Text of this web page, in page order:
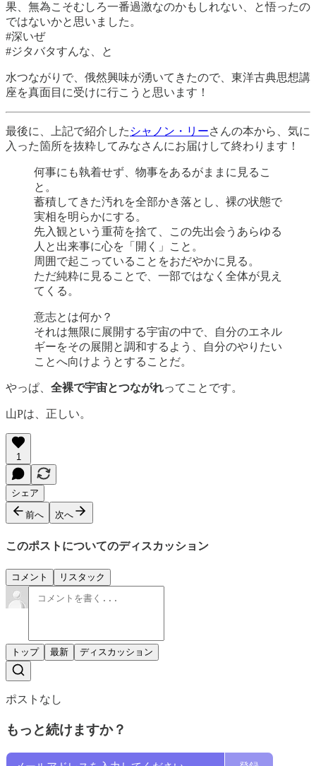
果、無為こそむしろ一番過激なのかもしれない、と悟ったの
ではないかと思いました。
#深いぜ
#ジタバタすんな、と
水つながりで、俄然興味が湧いてきたので、東洋古典思想講
座を真面目に受けに行こうと思います！
最後に、上記で紹介した シャノン・リーさんの本から、気に
入った箇所を抜粋してみなさんにお届けして終わります！
何事にも執着せず、物事をあるがままに見るこ
と。
蓄積してきた汚れを全部かき落とし、裸の状態で
実相を明らかにする。
先入観という重荷を捨て、この先出会うあらゆる
人と出来事に心を「開く」こと。
周囲で起こっていることをおだやかに見る。
ただ純粋に見ることで、一部ではなく全体が見え
てくる。
意志とは何か？
それは無限に展開する宇宙の中で、自分のエネル
ギーをその展開と調和するよう、自分のやりたい
ことへ向けようとすることだ。
やっぱ、 全裸で宇宙とつながれってことです。
山Pは、正しい。
1
シェア
前へ 次へ
このポストについてのディスカッション
コメント リスタック
トップ 最新 ディスカッション
ポストなし
もっと続けますか？